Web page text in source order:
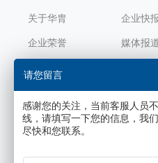
模拟比较器
乘除法器
直流电机控制模块
LCD驱动(com x segm)
关于华胄
企业荣誉
发展历程
组织架构
企业文化
企业快
媒体报
请您留言
感谢您的关注，当前客服人员
线，请填写一下您的信息，我
尽快和您联系。